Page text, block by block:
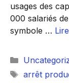
usages des
000 salariés
symbole …
Catégories
Étiquettes
arrêt